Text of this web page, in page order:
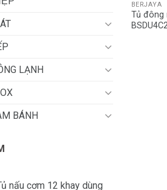
LẠNH
BÁNH
nấu cơm 12 khay dùng
BERJAYA
Tủ đông